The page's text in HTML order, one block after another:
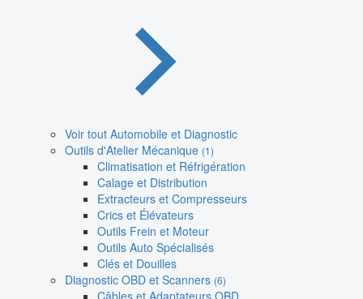
Voir tout Automobile et Diagnostic
Outils d'Atelier Mécanique (1)
Climatisation et Réfrigération
Calage et Distribution
Extracteurs et Compresseurs
Crics et Élévateurs
Outils Frein et Moteur
Outils Auto Spécialisés
Clés et Douilles
Diagnostic OBD et Scanners (6)
Câbles et Adaptateurs OBD